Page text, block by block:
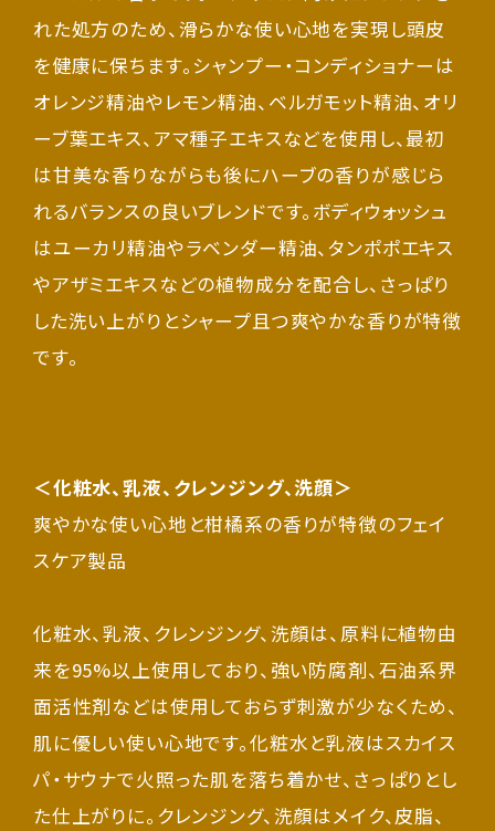
れた処方のため、滑らかな使い心地を実現し頭皮
を健康に保ちます。シャンプー・コンディショナーは
オレンジ精油やレモン精油、ベルガモット精油、オリ
ーブ葉エキス、アマ種子エキスなどを使用し、最初
は甘美な香りながらも後にハーブの香りが感じら
れるバランスの良いブレンドです。ボディウォッシュ
はユーカリ精油やラベンダー精油、タンポポエキス
やアザミエキスなどの植物成分を配合し、さっぱり
した洗い上がりとシャープ且つ爽やかな香りが特徴
です。
＜化粧水、乳液、クレンジング、洗顔＞
爽やかな使い心地と柑橘系の香りが特徴のフェイ
スケア製品
化粧水、乳液、クレンジング、洗顔は、原料に植物由
来を95%以上使用しており、強い防腐剤、石油系界
面活性剤などは使用しておらず刺激が少なくため、
肌に優しい使い心地です。化粧水と乳液はスカイス
パ・サウナで火照った肌を落ち着かせ、さっぱりとし
た仕上がりに。クレンジング、洗顔はメイク、皮脂、